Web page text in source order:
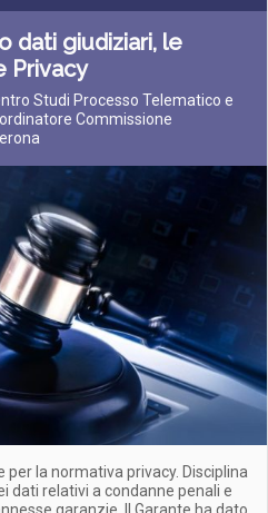
dati giudiziari, le
Privacy
Studi Processo Telematico e
Commissione
la normativa privacy. Disciplina
dati relativi a condanne penali e